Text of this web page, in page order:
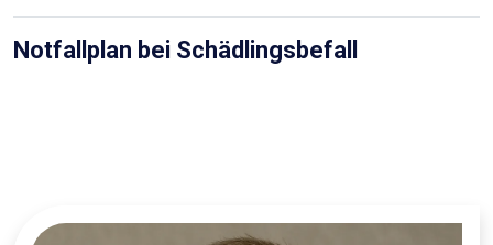
Notfallplan bei Schädlingsbefall